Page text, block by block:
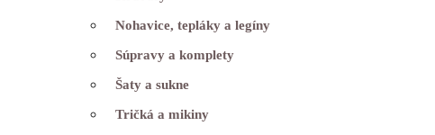
Nohavice, tepláky a legíny
Súpravy a komplety
Šaty a sukne
Tričká a mikiny